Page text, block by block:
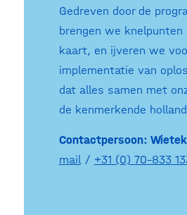
Gedreven door de
brengen we knelpunten
kaart, en ijveren we
implementatie van
dat alles samen met
de kenmerkende
Contactpersoon:
mail / +31 (0) 70-833